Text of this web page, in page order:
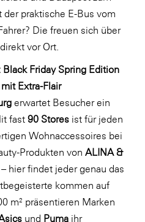
praktische E-Bus vom
Die freuen sich über
vor Ort.
Friday Spring Edition
Extra-Flair
erwartet Besucher ein
fast 90 Stores ist für jeden
Wohnaccessoires bei
Produkten von ALINA &
hier findet jeder genau das
kommen auf
m² präsentieren Marken
und Puma ihr